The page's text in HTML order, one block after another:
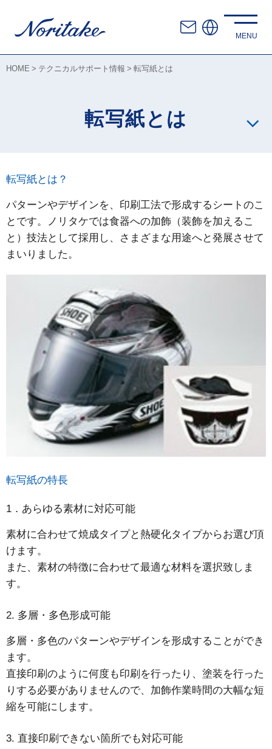
HOME テクニカルサポート情報 転写紙とは
転写紙とは
転写紙とは？
パターンやデザインを、印刷工法で形成するシートのこ
とです。ノリタケでは食器への加飾（装飾を加えるこ
と）技法として採用し、さまざまな用途へと発展させて
まいりました。
転写紙の特長
1．あらゆる素材に対応可能
素材に合わせて焼成タイプと熱硬化タイプからお選び頂
けます。
また、素材の特徴に合わせて最適な材料を選択致しま
す。
2. 多層・多色形成可能
多層・多色のパターンやデザインを形成することができ
ます。
直接印刷のように何度も印刷を行ったり、塗装を行った
りする必要がありませんので、加飾作業時間の大幅な短
縮を可能にします。
3. 直接印刷できない箇所でも対応可能